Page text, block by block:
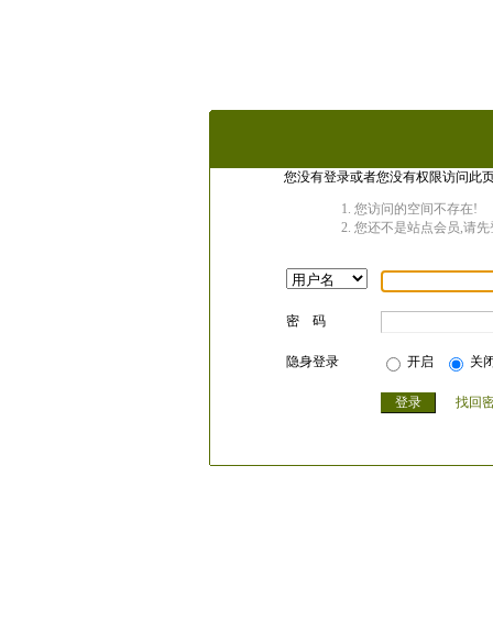
您没有登录或者您没有权限访问此
您访问的空间不存在!
您还不是站点会员,请
密 码
隐身登录 开启 关
找回